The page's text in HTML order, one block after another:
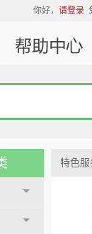
你好， 请登录
特色服